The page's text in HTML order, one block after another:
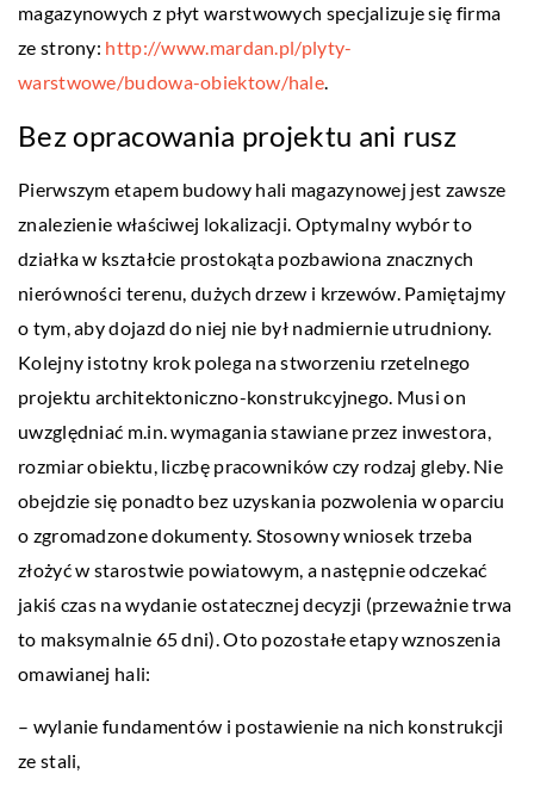
magazynowych z płyt warstwowych specjalizuje się firma
ze strony: http://www.mardan.pl/plyty-
warstwowe/budowa-obiektow/hale.
Bez opracowania projektu ani rusz
Pierwszym etapem budowy hali magazynowej jest zawsze
znalezienie właściwej lokalizacji. Optymalny wybór to
działka w kształcie prostokąta pozbawiona znacznych
nierówności terenu, dużych drzew i krzewów. Pamiętajmy
o tym, aby dojazd do niej nie był nadmiernie utrudniony.
Kolejny istotny krok polega na stworzeniu rzetelnego
projektu architektoniczno-konstrukcyjnego. Musi on
uwzględniać m.in. wymagania stawiane przez inwestora,
rozmiar obiektu, liczbę pracowników czy rodzaj gleby. Nie
obejdzie się ponadto bez uzyskania pozwolenia w oparciu
o zgromadzone dokumenty. Stosowny wniosek trzeba
złożyć w starostwie powiatowym, a następnie odczekać
jakiś czas na wydanie ostatecznej decyzji (przeważnie trwa
to maksymalnie 65 dni). Oto pozostałe etapy wznoszenia
omawianej hali:
– wylanie fundamentów i postawienie na nich konstrukcji
ze stali,